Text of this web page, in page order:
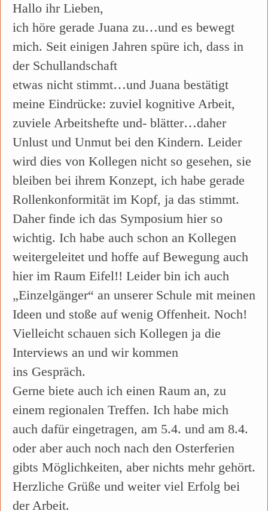
Hallo ihr Lieben,
ich höre gerade Juana zu…und es bewegt
mich. Seit einigen Jahren spüre ich, dass in
der Schullandschaft
etwas nicht stimmt…und Juana bestätigt
meine Eindrücke: zuviel kognitive Arbeit,
zuviele Arbeitshefte und- blätter…daher
Unlust und Unmut bei den Kindern. Leider
wird dies von Kollegen nicht so gesehen, sie
bleiben bei ihrem Konzept, ich habe gerade
Rollenkonformität im Kopf, ja das stimmt.
Daher finde ich das Symposium hier so
wichtig. Ich habe auch schon an Kollegen
weitergeleitet und hoffe auf Bewegung auch
hier im Raum Eifel!! Leider bin ich auch
„Einzelgänger“ an unserer Schule mit meinen
Ideen und stoße auf wenig Offenheit. Noch!
Vielleicht schauen sich Kollegen ja die
Interviews an und wir kommen
ins Gespräch.
Gerne biete auch ich einen Raum an, zu
einem regionalen Treffen. Ich habe mich
auch dafür eingetragen, am 5.4. und am 8.4.
oder aber auch noch nach den Osterferien
gibts Möglichkeiten, aber nichts mehr gehört.
Herzliche Grüße und weiter viel Erfolg bei
der Arbeit.